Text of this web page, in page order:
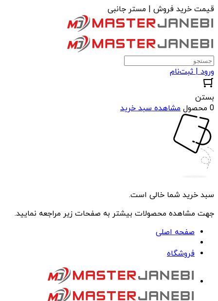
قیمت خرید فروش | مستر جانبی
ورود | ثبت‌نام
بستن
0 محصول
مشاهده سبد خرید
سبد خرید شما خالی است.
جهت مشاهده محصولات بیشتر به صفحات زیر مراجعه نمایید.
صفحه اصلی
فروشگاه